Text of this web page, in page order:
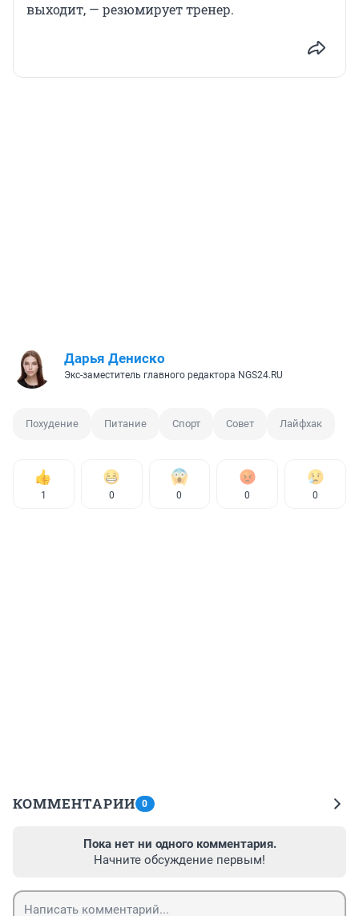
выходит, — резюмирует тренер.
Дарья Дениско
Экс-заместитель главного редактора NGS24.RU
Похудение Питание Спорт Совет Лайфхак
1 0 0 0 0
КОММЕНТАРИИ 0
Пока нет ни одного комментария.
Начните обсуждение первым!